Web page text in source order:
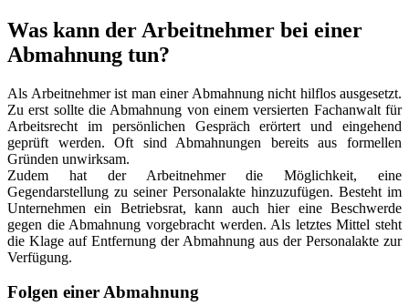
Was kann der Arbeitnehmer bei einer
Abmahnung tun?
Als Arbeitnehmer ist man einer Abmahnung nicht hilflos ausgesetzt.
Zu erst sollte die Abmahnung von einem versierten Fachanwalt für
Arbeitsrecht im persönlichen Gespräch erörtert und eingehend
geprüft werden. Oft sind Abmahnungen bereits aus formellen
Gründen unwirksam.
Zudem hat der Arbeitnehmer die Möglichkeit, eine
Gegendarstellung zu seiner Personalakte hinzuzufügen. Besteht im
Unternehmen ein Betriebsrat, kann auch hier eine Beschwerde
gegen die Abmahnung vorgebracht werden. Als letztes Mittel steht
die Klage auf Entfernung der Abmahnung aus der Personalakte zur
Verfügung.
Folgen einer Abmahnung